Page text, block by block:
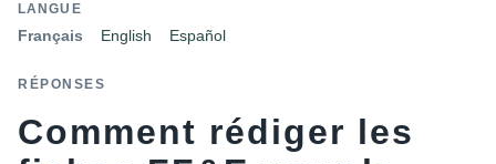
LANGUE
Français English Español
RÉPONSES
Comment rédiger les